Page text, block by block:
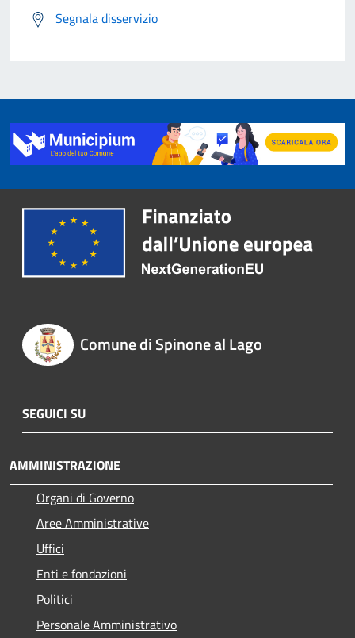
Segnala disservizio
Comune di Spinone al Lago
SEGUICI SU
AMMINISTRAZIONE
Organi di Governo
Aree Amministrative
Uffici
Enti e fondazioni
Politici
Personale Amministrativo